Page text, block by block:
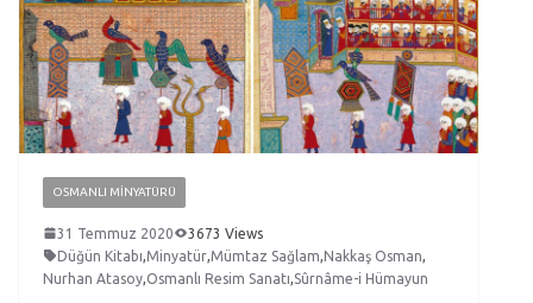
OSMANLI MINYATÜRÜ
31 Temmuz 2020
3673 Views
Düğün Kitabı,Minyatür,Mümtaz Sağlam,Nakkaş Osman,
Nurhan Atasoy,Osmanlı Resim Sanatı,Sûrnâme-i Hümayun